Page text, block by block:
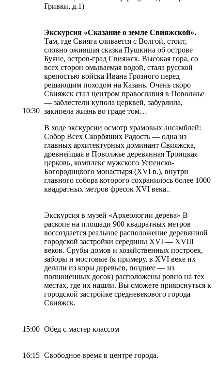
Гривки, д.1)
10:30
Экскурсия «Сказание о земле Свияжской».
Там, где Свияга сливается с Волгой, стоит,
словно ожившая сказка Пушкина об острове
Буяне, остров-град Свияжск. Высокая гора, со
всех сторон омываемая водой, стала русской
крепостью войска Ивана Грозного перед
решающим походом на Казань. Очень скоро
Свияжск стал центром православия в Поволжье
— заблестели купола церквей, забурлила,
закипела жизнь во граде том…
В ходе экскурсии осмотр храмовых ансамблей:
Собор Всех Скорбящих Радость — одна из
главных архитектурных доминант Свияжска,
древнейшая в Поволжье деревянная Троицкая
церковь, комплекс мужского Успенско-
Богородицкого монастыря (XVI в.), внутри
главного собора которого сохранилось более 1000
квадратных метров фресок XVI века..
Экскурсия в музей «Археологии дерева» В
раскопе на площади 900 квадратных метров
воссоздается реальное расположение деревянной
городской застройки середины XVI — XVIII
веков. Срубы домов и хозяйственных построек,
заборы и мостовые (к примеру, в XVI веке их
делали из коры деревьев, позднее — из
полноценных досок) расположены ровно на тех
местах, где их нашли. Вы сможете прикоснуться к
городской застройке средневекового города
Свияжск.
15:00 Обед с мастер классом
16:15 Свободное время в центре города.